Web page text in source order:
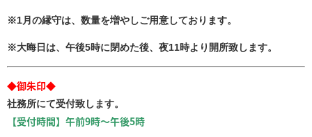
※1月の縁守は、数量を増やしご用意しております。
※大晦日は、午後5時に閉めた後、夜11時より開所致します。
◆御朱印◆
社務所にて受付致します。
【受付時間】午前9時～午後5時